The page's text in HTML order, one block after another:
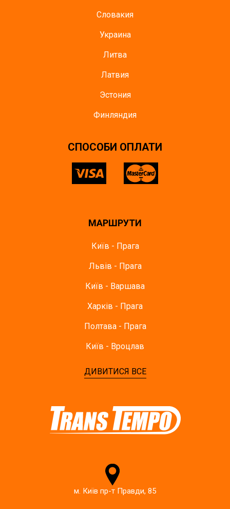
Словакия
Украина
Литва
Латвия
Эстония
Финляндия
СПОСОБИ ОПЛАТИ
МАРШРУТИ
Київ - Прага
Львів - Прага
Київ - Варшава
Харків - Прага
Полтава - Прага
Київ - Вроцлав
ДИВИТИСЯ ВСЕ
м. Київ пр-т Правди, 85